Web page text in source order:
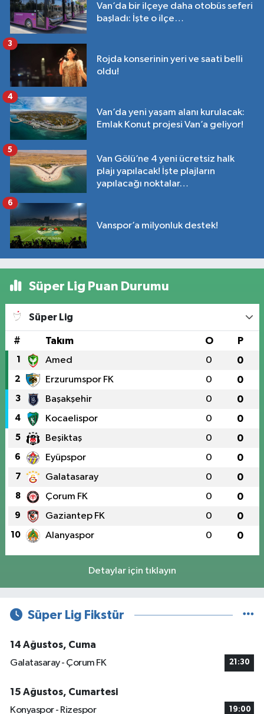
Van’da bir ilçeye daha otobüs seferi
başladı: İşte o ilçe…
Rojda konserinin yeri ve saati belli
oldu!
3
Van’da yeni yaşam alanı kurulacak:
Emlak Konut projesi Van’a geliyor!
4
Van Gölü’ne 4 yeni ücretsiz halk
plajı yapılacak! İşte plajların
yapılacağı noktalar…
5
Vanspor’a milyonluk destek!
6
Süper Lig Puan Durumu
Süper Lig
# Takım O P
1 Amed 0 0
2 Erzurumspor FK 0 0
3 Başakşehir 0 0
4 Kocaelispor 0 0
5 Beşiktaş 0 0
6 Eyüpspor 0 0
7 Galatasaray 0 0
8 Çorum FK 0 0
9 Gaziantep FK 0 0
10 Alanyaspor 0 0
Detaylar için tıklayın
Süper Lig Fikstür
14 Ağustos, Cuma
Galatasaray - Çorum FK
21:30
15 Ağustos, Cumartesi
Konyaspor - Rizespor
19:00